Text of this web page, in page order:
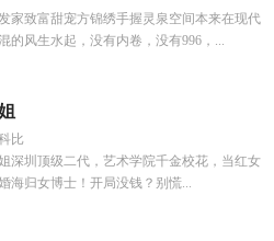
家致富甜宠方锦绣手握灵泉空间本来在现代
的风生水起，没有内卷，没有996，...
比
深圳顶级二代，艺术学院千金校花，当红女
海归女博士！开局没钱？别慌...